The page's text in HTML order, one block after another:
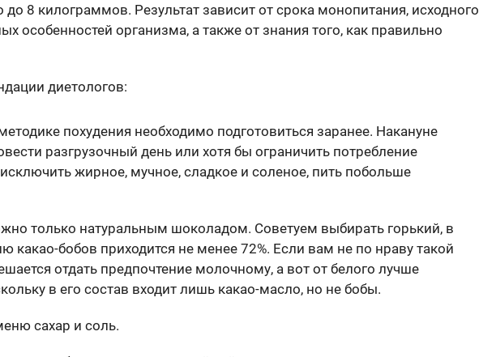
до 8 килограммов. Результат зависит от срока монопитания, исходного
особенностей организма, а также от знания того, как правильно
диетологов:
похудения необходимо подготовиться заранее. Накануне
разгрузочный день или хотя бы ограничить потребление
жирное, мучное, сладкое и соленое, пить побольше
только натуральным шоколадом. Советуем выбирать горький, в
какао-бобов приходится не менее 72%. Если вам не по нраву такой
отдать предпочтение молочному, а вот от белого лучше
в его состав входит лишь какао-масло, но не бобы.
сахар и соль.